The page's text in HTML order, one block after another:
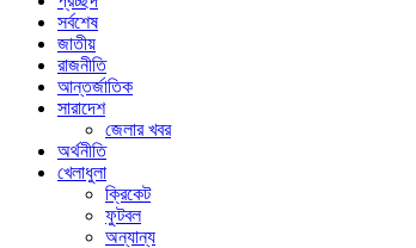
সর্বশেষ
জাতীয়
রাজনীতি
আন্তর্জাতিক
সারাদেশ
জেলার খবর
অর্থনীতি
খেলাধুলা
ক্রিকেট
ফুটবল
অন্যান্য